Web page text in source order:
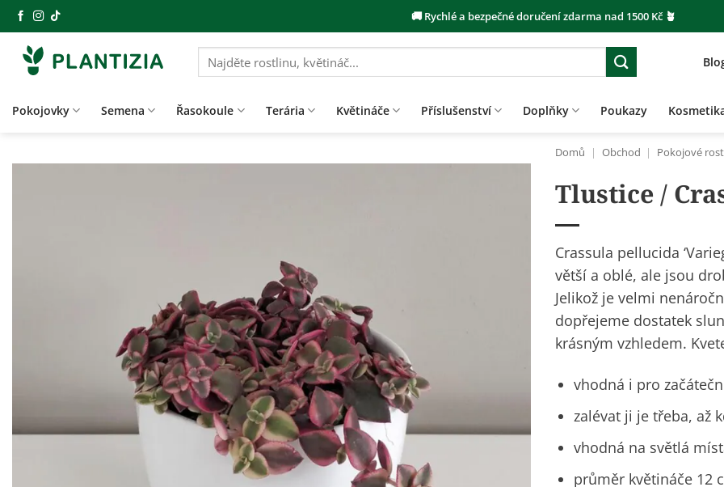
Přeskočit
na
obsah
🚚 Rychlé a bezpečné doručení zdarma nad 1500 Kč 🪴
Hledat:
Pokojovky Semena Řasokoule Terária Květináče Příslušenství Doplňky Poukazy
Domů | Obchod | Pokojové
Tlustice /
Crassula pellucida
větší a oblé, ale jsou
Jelikož je velmi
dopřejeme dostatek
krásným vzhledem.
vhodná i pro
zalévat ji je třeba, až
vhodná na světlá
průměr květináče 12